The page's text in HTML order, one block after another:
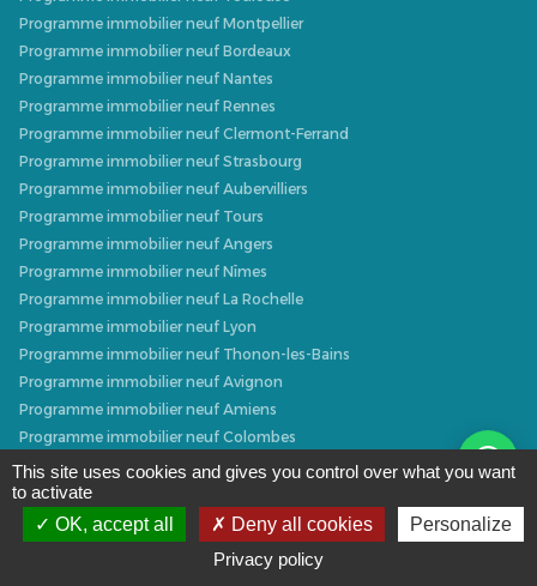
Programme immobilier neuf Montpellier
Programme immobilier neuf Bordeaux
Programme immobilier neuf Nantes
Programme immobilier neuf Rennes
Programme immobilier neuf Clermont-Ferrand
Programme immobilier neuf Strasbourg
Programme immobilier neuf Aubervilliers
Programme immobilier neuf Tours
Programme immobilier neuf Angers
Programme immobilier neuf Nîmes
Programme immobilier neuf La Rochelle
Programme immobilier neuf Lyon
Programme immobilier neuf Thonon-les-Bains
Programme immobilier neuf Avignon
Programme immobilier neuf Amiens
Programme immobilier neuf Colombes
Programme immobilier neuf Orléans
Programme immobilier neuf Chartres
Programme immobilier neuf Metz
Programme immobilier neuf Caen
This site uses cookies and gives you control over what you want
to activate
OK, accept all
Deny all cookies
Personalize
Privacy policy